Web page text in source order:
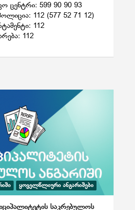
ცენტრი: 599 90 90 93
112 (577 52 71 12)
112
112
ᲧᲝᲕᲔᲚᲬᲚᲘᲣᲠᲘ ᲐᲜᲒᲐᲠᲘᲨᲔᲑᲘ
საკრებულოს